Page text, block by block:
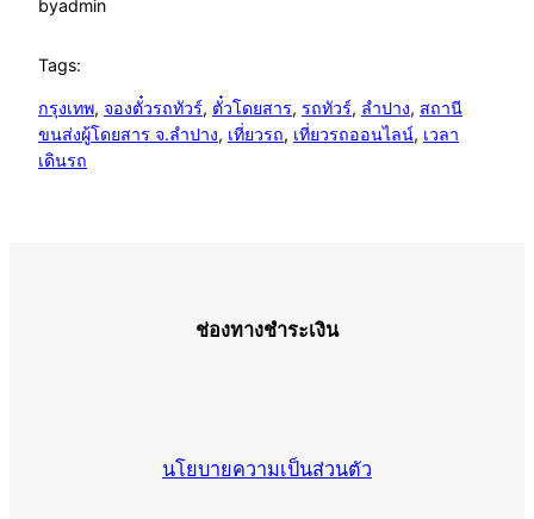
byadmin
Tags:
กรุงเทพ, จองตั๋วรถทัวร์, ตั๋วโดยสาร, รถทัวร์, ลำปาง, สถานี
ขนส่งผู้โดยสาร จ.ลำปาง, เที่ยวรถ, เที่ยวรถออนไลน์, เวลา
เดินรถ
ช่องทางชำระเงิน
นโยบายความเป็นส่วนตัว